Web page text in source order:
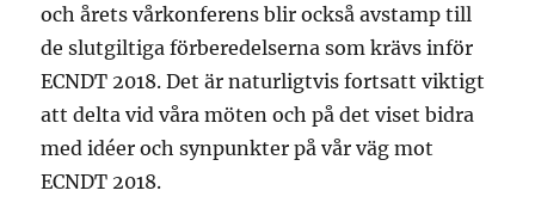
och årets vårkonferens blir också avstamp till
de slutgiltiga förberedelserna som krävs inför
ECNDT 2018. Det är naturligtvis fortsatt viktigt
att delta vid våra möten och på det viset bidra
med idéer och synpunkter på vår väg mot
ECNDT 2018.